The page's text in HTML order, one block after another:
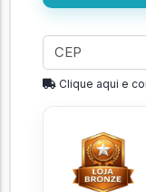
Clique aqui e